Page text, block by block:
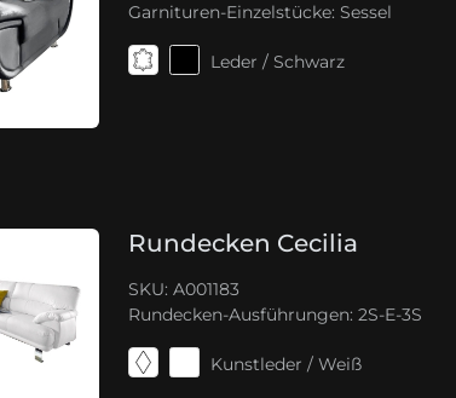
Garnituren-Einzelstücke: Sessel
Leder / Schwarz
Rundecken Cecilia
SKU: A001183
Rundecken-Ausführungen: 2S-E-3S
Kunstleder / Weiß